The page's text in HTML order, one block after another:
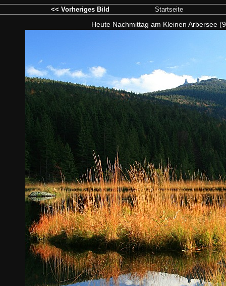
<< Vorheriges Bild Startseite
Heute Nachmittag am Kleinen Arbersee